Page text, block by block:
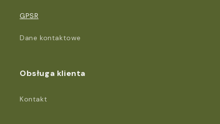
GPSR
Dane kontaktowe
Obsługa klienta
Kontakt